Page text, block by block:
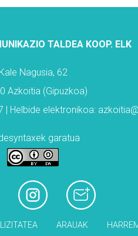
TALDEA KOOP. ELK
Kale Nagusia, 62
Azkoitia (Gipuzkoa)
| Helbide elektronikoa:
garatua
ARAUAK